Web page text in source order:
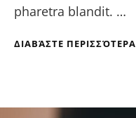
pharetra blandit. …
ΔΙΑΒΆΣΤΕ ΠΕΡΙΣΣΌΤΕΡΑ